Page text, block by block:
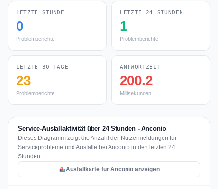
LETZTE STUNDE
0
Problemberichte
LETZTE 24 STUNDEN
1
Problemberichte
LETZTE 30 TAGE
23
Problemberichte
ANTWORTZEIT
200.2
Millisekunden
Service-Ausfallaktivität über 24 Stunden - Anconio
Dieses Diagramm zeigt die Anzahl der Nutzermeldungen für
Serviceprobleme und Ausfälle bei Anconio in den letzten 24
Stunden.
Ausfallkarte für Anconio anzeigen